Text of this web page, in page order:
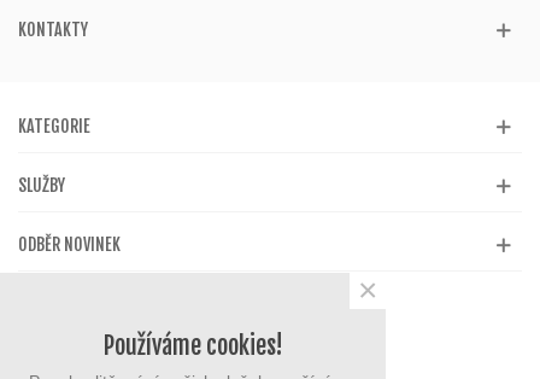
KONTAKTY
KATEGORIE
SLUŽBY
ODBĚR NOVINEK
Používáme cookies!
×